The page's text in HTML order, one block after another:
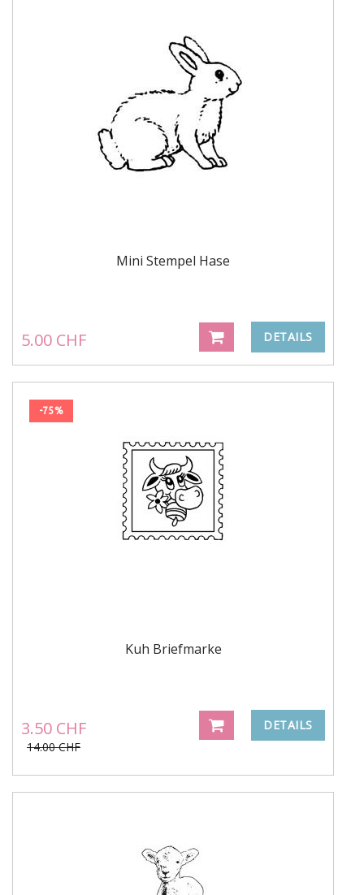
Mini Stempel Hase
5.00 CHF DETAILS
-75%
Kuh Briefmarke
3.50 CHF
14.00 CHF
DETAILS